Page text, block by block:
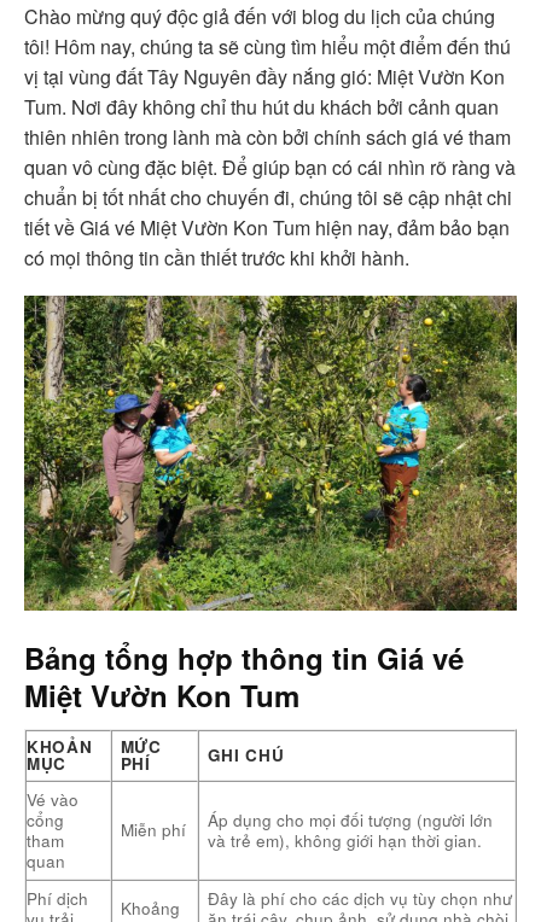
Chào mừng quý độc giả đến với blog du lịch của chúng
tôi! Hôm nay, chúng ta sẽ cùng tìm hiểu một điểm đến thú
vị tại vùng đất Tây Nguyên đầy nắng gió: Miệt Vườn Kon
Tum. Nơi đây không chỉ thu hút du khách bởi cảnh quan
thiên nhiên trong lành mà còn bởi chính sách giá vé tham
quan vô cùng đặc biệt. Để giúp bạn có cái nhìn rõ ràng và
chuẩn bị tốt nhất cho chuyến đi, chúng tôi sẽ cập nhật chi
tiết về Giá vé Miệt Vườn Kon Tum hiện nay, đảm bảo bạn
có mọi thông tin cần thiết trước khi khởi hành.
Bảng tổng hợp thông tin Giá vé
Miệt Vườn Kon Tum
KHOẢN
MỤC
MỨC
PHÍ
GHI CHÚ
Vé vào
cổng
tham
quan
Miễn phí
Áp dụng cho mọi đối tượng (người lớn
và trẻ em), không giới hạn thời gian.
Phí dịch
Khoảng
Đây là phí cho các dịch vụ tùy chọn như